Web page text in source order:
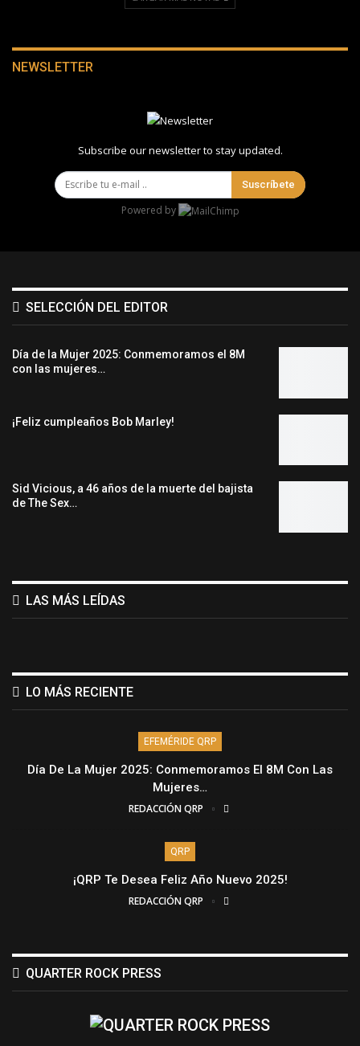
NEWSLETTER
Subscribe our newsletter to stay updated.
Suscríbete
Powered by
SELECCIÓN DEL EDITOR
Día de la Mujer 2025: Conmemoramos el 8M
con las mujeres…
¡Feliz cumpleaños Bob Marley!
Sid Vicious, a 46 años de la muerte del bajista
de The Sex…
LAS MÁS LEÍDAS
LO MÁS RECIENTE
EFEMÉRIDE QRP
Día De La Mujer 2025: Conmemoramos El 8M Con Las
Mujeres…
REDACCIÓN QRP
QRP
¡QRP Te Desea Feliz Año Nuevo 2025!
REDACCIÓN QRP
QUARTER ROCK PRESS